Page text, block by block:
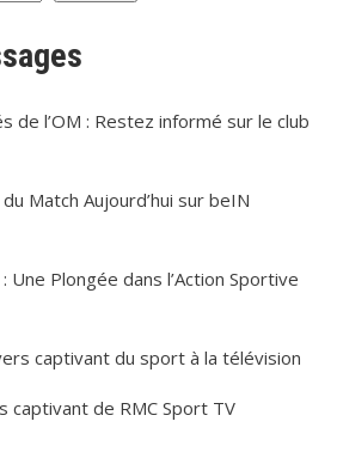
de l’OM : Restez informé sur le club
Match Aujourd’hui sur beIN
Une Plongée dans l’Action Sportive
captivant du sport à la télévision
captivant de RMC Sport TV